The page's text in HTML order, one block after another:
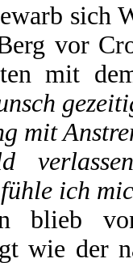
sich
vor
mit
mit
ich
blieb
wie der